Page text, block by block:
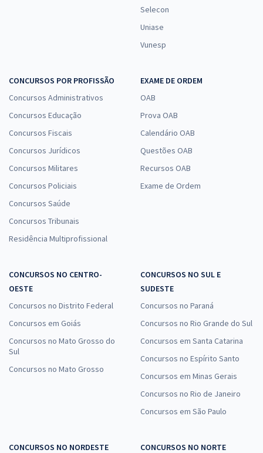
Selecon
Uniase
Vunesp
CONCURSOS POR PROFISSÃO
Concursos Administrativos
Concursos Educação
Concursos Fiscais
Concursos Jurídicos
Concursos Militares
Concursos Policiais
Concursos Saúde
Concursos Tribunais
Residência Multiprofissional
EXAME DE ORDEM
OAB
Prova OAB
Calendário OAB
Questões OAB
Recursos OAB
Exame de Ordem
CONCURSOS NO CENTRO-
OESTE
Concursos no Distrito Federal
Concursos em Goiás
Concursos no Mato Grosso do
Sul
Concursos no Mato Grosso
CONCURSOS NO SUL E
SUDESTE
Concursos no Paraná
Concursos no Rio Grande do Sul
Concursos em Santa Catarina
Concursos no Espírito Santo
Concursos em Minas Gerais
Concursos no Rio de Janeiro
Concursos em São Paulo
CONCURSOS NO NORDESTE
CONCURSOS NO NORTE